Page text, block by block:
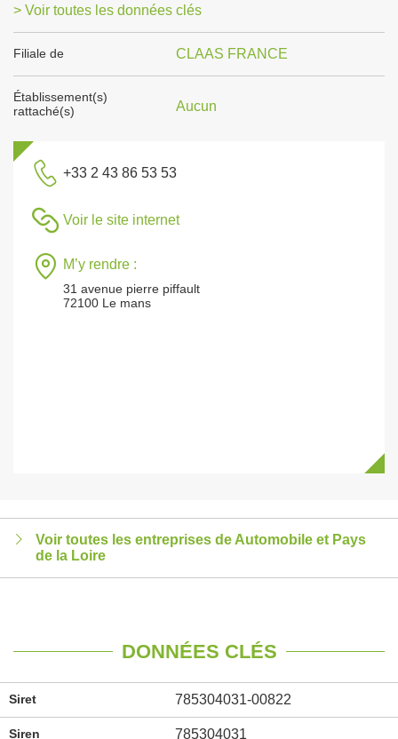
> Voir toutes les données clés
Filiale de CLAAS FRANCE
Établissement(s)
rattaché(s)
Aucun
+33 2 43 86 53 53
Voir le site internet
M’y rendre :
31 avenue pierre piffault
72100 Le mans
Voir toutes les entreprises de Automobile et Pays
de la Loire
DONNÉES CLÉS
Siret 785304031-00822
Siren 785304031